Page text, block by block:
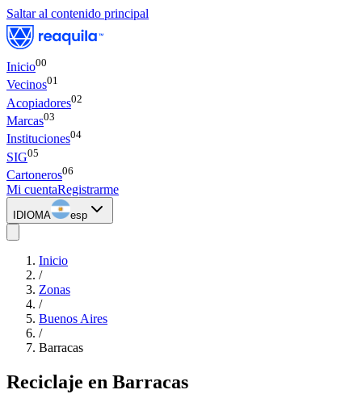
Saltar al contenido principal
Inicio00
Vecinos01
Acopiadores02
Marcas03
Instituciones04
SIG05
Cartoneros06
Mi cuentaRegistrarme
IDIOMA esp
Inicio
/
Zonas
/
Buenos Aires
/
Barracas
Reciclaje en Barracas